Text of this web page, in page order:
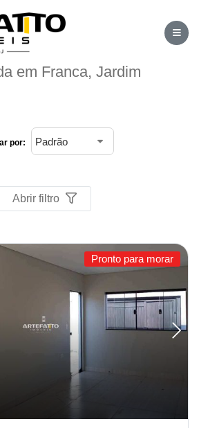
/ Casa / Franca
em Franca, Jardim
por:
Abrir filtro
Pronto para morar